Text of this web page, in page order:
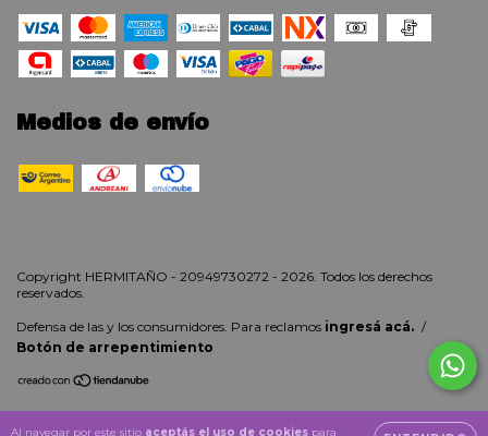
Al navegar por este sitio aceptás el uso de cookies para
Medios de envío
Copyright HERMITAÑO - 20949730272 - 2026. Todos los derechos
reservados.
Defensa de las y los consumidores. Para reclamos ingresá acá. /
Botón de arrepentimiento